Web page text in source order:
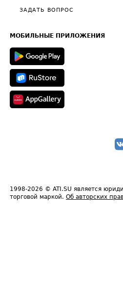
Общие положения
Полезное по перевозкам
Техническая информация
ЗАДАТЬ ВОПРОС
МОБИЛЬНЫЕ ПРИЛОЖЕНИЯ
1998-2026 © ATI.SU является
торговой маркой. Об авторских